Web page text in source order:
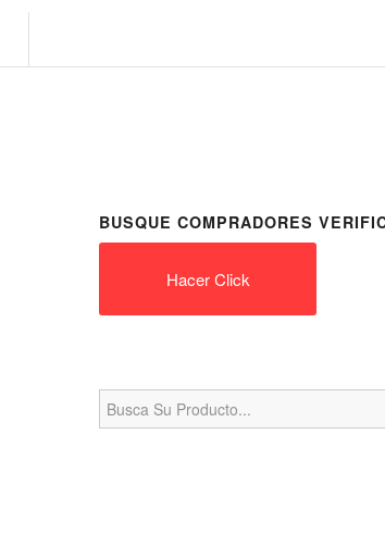
BUSQUE COMPRADORES
Hacer Click
Search
for: